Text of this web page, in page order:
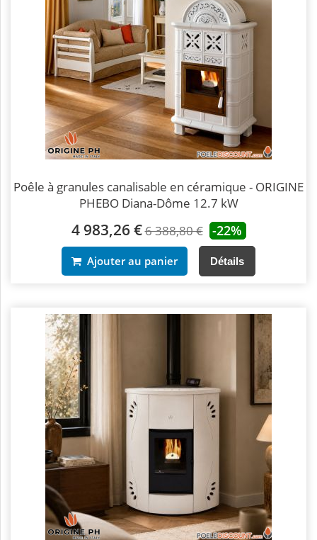
Poêle à granules canalisable en céramique - ORIGINE
PHEBO Diana-Dôme 12.7 kW
4 983,26 €6 388,80 € -22%
Ajouter au panier Détails